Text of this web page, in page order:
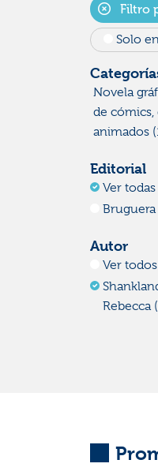
Filtro
Solo
Novela
de cómics,
animados
Editorial
Ver todas
Bruguera
Autor
Ver todos
Rebecca